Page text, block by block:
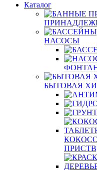
Каталог
НАСОСЫ
БЫТОВАЯ